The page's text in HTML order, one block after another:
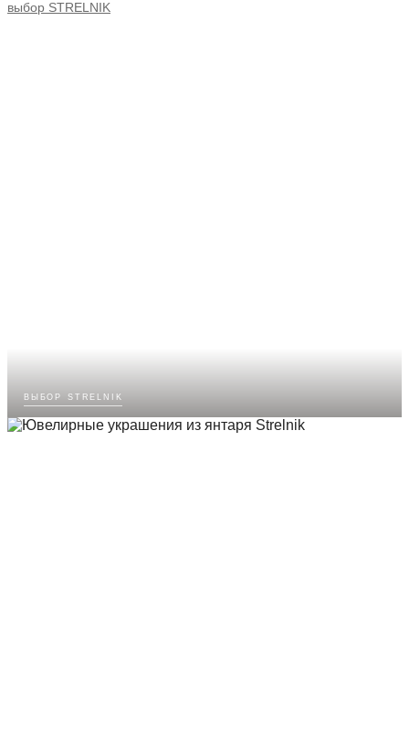
выбор STRELNIK
выбор strelnik